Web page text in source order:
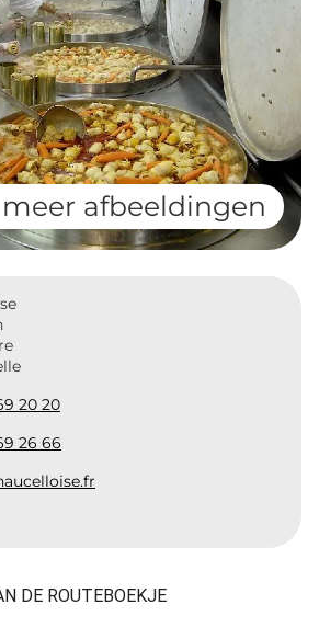
afbeeldingen
20 20
26 66
DE ROUTEBOEKJE